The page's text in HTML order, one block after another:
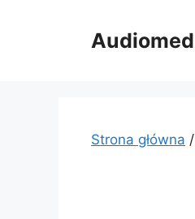
Audiomed
Strona główna /